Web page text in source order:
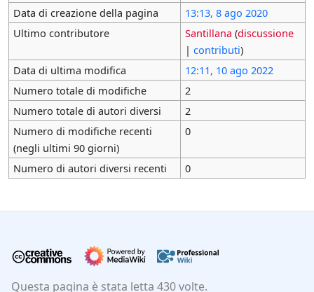
Data di creazione della pagina
13:13, 8 ago 2020
Ultimo contributore
Santillana (discussione
| contributi)
Data di ultima modifica
12:11, 10 ago 2022
Numero totale di modifiche
2
Numero totale di autori diversi
2
Numero di modifiche recenti
(negli ultimi 90 giorni)
0
Numero di autori diversi recenti 0
Questa pagina è stata letta 430 volte.